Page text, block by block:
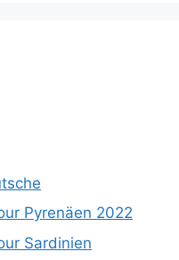
Pyrenäen 2022
Sardinien